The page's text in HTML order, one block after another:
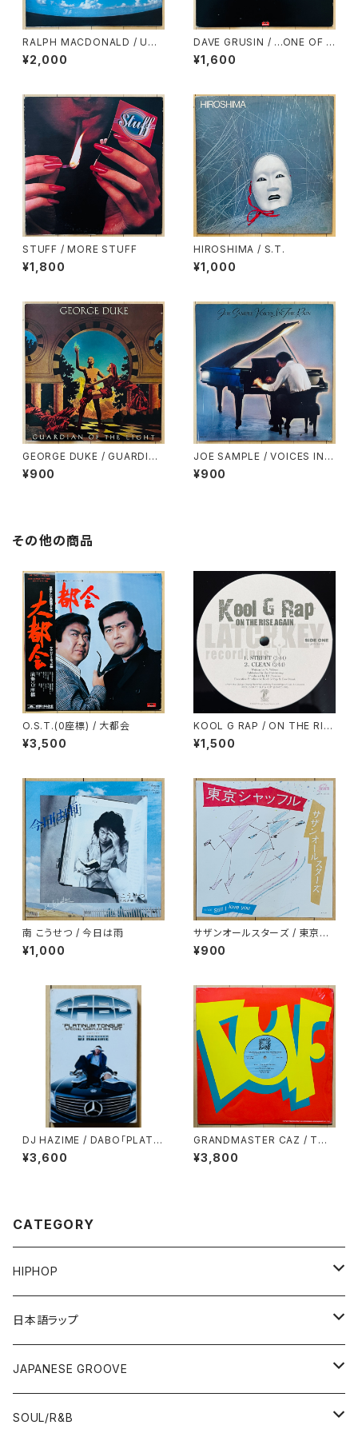
RALPH MACDONALD / UNI
VERSAL RHYTHM
¥2,000
DAVE GRUSIN / ...ONE OF A
KIND
¥1,600
STUFF / MORE STUFF
¥1,800
HIROSHIMA / S.T.
¥1,000
GEORGE DUKE / GUARDIAN
OF THE LIGHT
¥900
JOE SAMPLE / VOICES IN T
HE RAIN
¥900
その他の商品
O.S.T.(0座標) / 大都会
¥3,500
KOOL G RAP / ON THE RIS
E AGAIN
¥1,500
南 こうせつ / 今日は雨
¥1,000
サザンオールスターズ / 東京シ
ャッフル
¥900
DJ HAZIME / DABO「PLATIN
UM TONGUE」SPECIAL SA
MPLER MIXTAPE
¥3,600
GRANDMASTER CAZ / TO
ALL THE PARTY PEOPLE
¥3,800
CATEGORY
HIPHOP
12"/7"
80'S OLD SCHOOL
EARLY 90'S MIDDLE〜NEW SCHOOL
LP
80'S OLD SCHOOL
日本語ラップ
12"/7"
80'S OLD SCHOOL〜EARLY 90'S
LP
JAPANESE GROOVE
LP
SOUL/R&B